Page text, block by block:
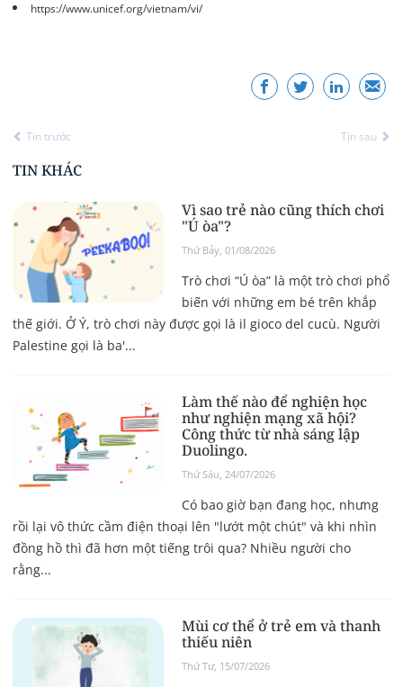
https://www.unicef.org/vietnam/vi/
Tin trước Tin sau
TIN KHÁC
Vì sao trẻ nào cũng thích chơi
"Ú òa"?
Thứ Bảy, 01/08/2026
Trò chơi “Ú òa” là một trò chơi phổ
biến với những em bé trên khắp
thế giới. Ở Ý, trò chơi này được gọi là il gioco del cucù. Người
Palestine gọi là ba'...
Làm thế nào để nghiện học
như nghiện mạng xã hội?
Công thức từ nhà sáng lập
Duolingo.
Thứ Sáu, 24/07/2026
Có bao giờ bạn đang học, nhưng
rồi lại vô thức cầm điện thoại lên "lướt một chút" và khi nhìn
đồng hồ thì đã hơn một tiếng trôi qua? Nhiều người cho
rằng...
Mùi cơ thể ở trẻ em và thanh
thiếu niên
Thứ Tư, 15/07/2026